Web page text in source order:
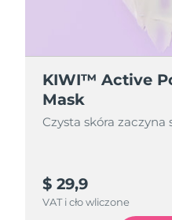
KIWI™ Active
Mask
Czysta skóra zaczyna
$ 29,9
VAT i cło wliczone